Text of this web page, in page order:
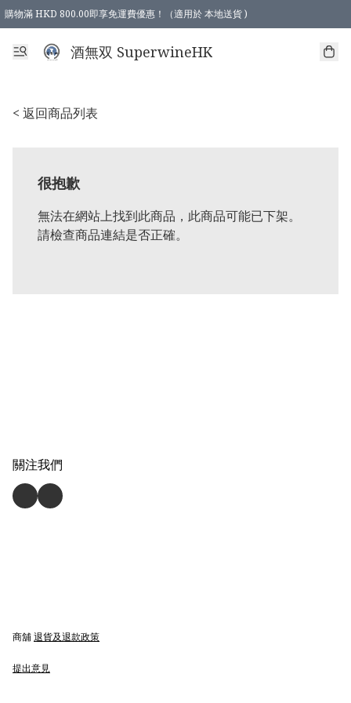
購物滿 HKD 800.00即享免運費優惠！（適用於 本地送貨 )
酒無双 SuperwineHK
< 返回商品列表
很抱歉
無法在網站上找到此商品，此商品可能已下架。
請檢查商品連結是否正確。
關注我們
商舖退貨及退款政策
提出意見